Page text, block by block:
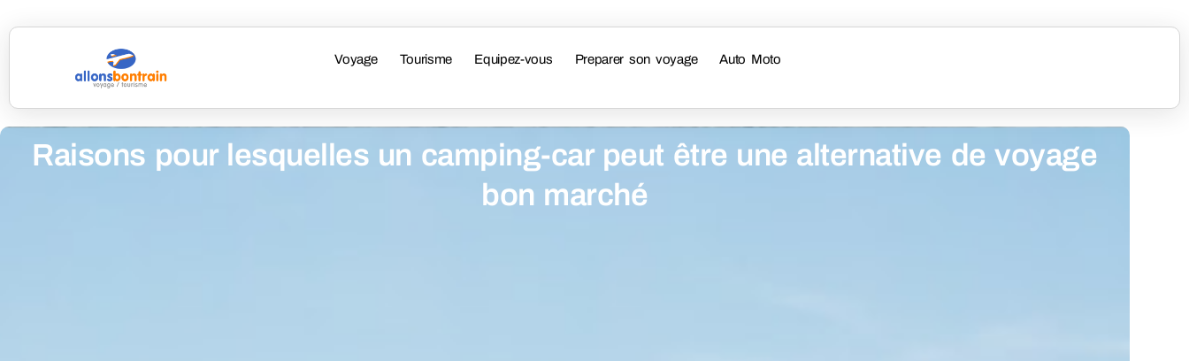
Voyage Tourisme Equipez-vous Preparer son voyage Auto Moto
Raisons pour lesquelles un camping-car peut être une alternative de voyage
bon marché